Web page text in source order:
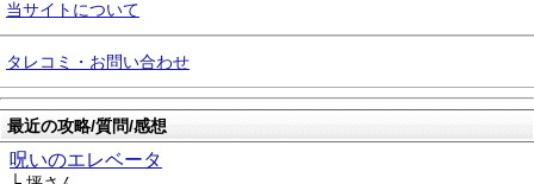
当サイトについて
タレコミ・お問い合わせ
最近の攻略/質問/感想
呪いのエレベータ